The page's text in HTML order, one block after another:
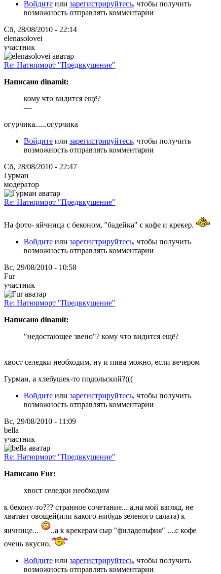
Войдите или зарегистрируйтесь, чтобы получить
возможность отправлять комментарии
Сб, 28/08/2010 - 22:14
elenasolovei
участник
Re: Натюрморт "Предвкушение"
Написано dinamit:
кому что видится ещё?
—
огурчика......огурчика
Войдите или зарегистрируйтесь, чтобы получить
возможность отправлять комментарии
Сб, 28/08/2010 - 22:47
Гурман
модератор
Re: Натюрморт "Предвкушение"
На фото- яйчница с беконом, "бадейка" с кофе и крекер.
Войдите или зарегистрируйтесь, чтобы получить
возможность отправлять комментарии
Вс, 29/08/2010 - 10:58
Fur
участник
Re: Натюрморт "Предвкушение"
Написано dinamit:
"недостающее звено"? кому что видится ещё?
хвост селедки необходим, ну и пива можно, если вечером
Гурман, а хлебушек-то подольский?(((
Войдите или зарегистрируйтесь, чтобы получить
возможность отправлять комментарии
Вс, 29/08/2010 - 11:09
bella
участник
Re: Натюрморт "Предвкушение"
Написано Fur:
хвост селедки необходим
к бекону-то??? странное сочетание... а,на мой взгляд, не
хватает овощей(или какого-нибудь зеленого салата) к
яичнице...
..а к крекерам сыр "филадельфия" ....с кофе
очень вкусно.
Войдите или зарегистрируйтесь, чтобы получить
возможность отправлять комментарии